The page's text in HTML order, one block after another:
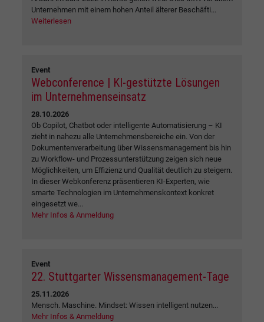
Unternehmen mit einem hohen Anteil älterer Beschäfti...
Weiterlesen
Event
Webconference | KI-gestützte Lösungen
im Unternehmenseinsatz
28.10.2026
Ob Copilot, Chatbot oder intelligente Automatisierung – KI
zieht in nahezu alle Unternehmensbereiche ein. Von der
Dokumentenverarbeitung über Wissensmanagement bis hin
zu Workflow- und Prozessunterstützung zeigen sich neue
Möglichkeiten, um Effizienz und Qualität deutlich zu steigern.
In dieser Webkonferenz präsentieren KI-Experten, wie
smarte Technologien im Unternehmenskontext konkret
eingesetzt we...
Mehr Infos & Anmeldung
Event
22. Stuttgarter Wissensmanagement-Tage
25.11.2026
Mensch. Maschine. Mindset: Wissen intelligent nutzen...
Mehr Infos & Anmeldung